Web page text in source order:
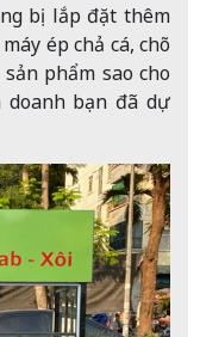
bị lắp đặt thêm
ép chả cá, chõ
phẩm sao cho
bạn đã dự